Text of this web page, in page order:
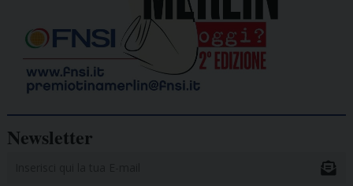
Newsletter